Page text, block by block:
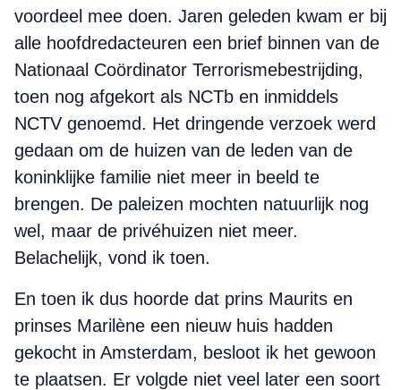
voordeel mee doen. Jaren geleden kwam er bij
alle hoofdredacteuren een brief binnen van de
Nationaal Coördinator Terrorisme­bestrijding,
toen nog afgekort als NCTb en inmiddels
NCTV genoemd. Het dringende verzoek werd
gedaan om de huizen van de leden van de
koninklijke familie niet meer in beeld te
brengen. De paleizen mochten natuurlijk nog
wel, maar de privéhuizen niet meer.
Belachelijk, vond ik toen.
En toen ik dus hoorde dat prins Maurits en
prinses Marilène een nieuw huis hadden
gekocht in Amsterdam, besloot ik het gewoon
te plaatsen. Er volgde niet veel later een soort